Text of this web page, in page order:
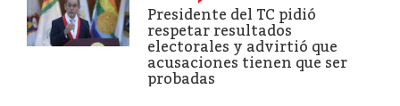
Presidente del TC pidió
respetar resultados
electorales y advirtió que
acusaciones tienen que ser
probadas